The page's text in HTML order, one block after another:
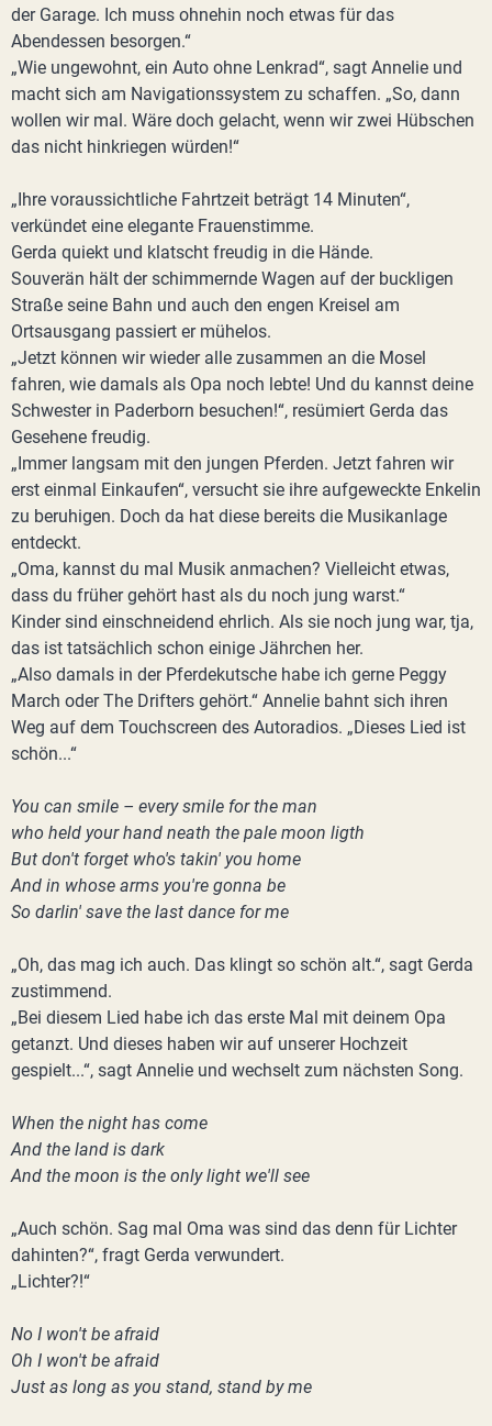
der Garage. Ich muss ohnehin noch etwas für das
Abendessen besorgen.“
„Wie ungewohnt, ein Auto ohne Lenkrad“, sagt Annelie und
macht sich am Navigationssystem zu schaffen. „So, dann
wollen wir mal. Wäre doch gelacht, wenn wir zwei Hübschen
das nicht hinkriegen würden!“
„Ihre voraussichtliche Fahrtzeit beträgt 14 Minuten“,
verkündet eine elegante Frauenstimme.
Gerda quiekt und klatscht freudig in die Hände.
Souverän hält der schimmernde Wagen auf der buckligen
Straße seine Bahn und auch den engen Kreisel am
Ortsausgang passiert er mühelos.
„Jetzt können wir wieder alle zusammen an die Mosel
fahren, wie damals als Opa noch lebte! Und du kannst deine
Schwester in Paderborn besuchen!“, resümiert Gerda das
Gesehene freudig.
„Immer langsam mit den jungen Pferden. Jetzt fahren wir
erst einmal Einkaufen“, versucht sie ihre aufgeweckte Enkelin
zu beruhigen. Doch da hat diese bereits die Musikanlage
entdeckt.
„Oma, kannst du mal Musik anmachen? Vielleicht etwas,
dass du früher gehört hast als du noch jung warst.“
Kinder sind einschneidend ehrlich. Als sie noch jung war, tja,
das ist tatsächlich schon einige Jährchen her.
„Also damals in der Pferdekutsche habe ich gerne Peggy
March oder The Drifters gehört.“ Annelie bahnt sich ihren
Weg auf dem Touchscreen des Autoradios. „Dieses Lied ist
schön...“
You can smile – every smile for the man
who held your hand neath the pale moon ligth
But don't forget who's takin' you home
And in whose arms you're gonna be
So darlin' save the last dance for me
„Oh, das mag ich auch. Das klingt so schön alt.“, sagt Gerda
zustimmend.
„Bei diesem Lied habe ich das erste Mal mit deinem Opa
getanzt. Und dieses haben wir auf unserer Hochzeit
gespielt...“, sagt Annelie und wechselt zum nächsten Song.
When the night has come
And the land is dark
And the moon is the only light we'll see
„Auch schön. Sag mal Oma was sind das denn für Lichter
dahinten?“, fragt Gerda verwundert.
„Lichter?!“
No I won't be afraid
Oh I won't be afraid
Just as long as you stand, stand by me